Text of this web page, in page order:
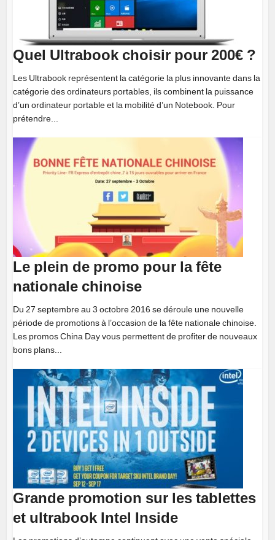
Quel Ultrabook choisir pour 200€ ?
Les Ultrabook représentent la catégorie la plus innovante dans la
catégorie des ordinateurs portables, ils combinent la puissance
d’un ordinateur portable et la mobilité d’un Notebook. Pour
prétendre...
Le plein de promo pour la fête
nationale chinoise
Du 27 septembre au 3 octobre 2016 se déroule une nouvelle
période de promotions à l’occasion de la fête nationale chinoise.
Les promos China Day vous permettent de profiter de nouveaux
bons plans...
Grande promotion sur les tablettes
et ultrabook Intel Inside